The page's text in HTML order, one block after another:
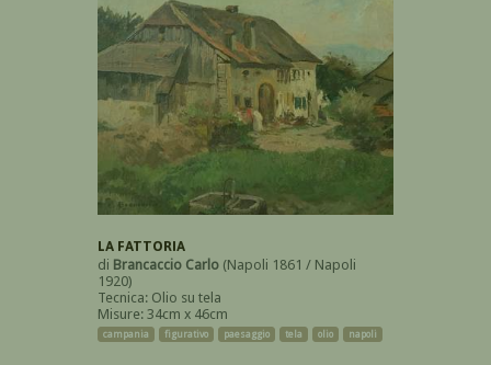
LA FATTORIA
di Brancaccio Carlo (Napoli 1861 / Napoli
1920)
Tecnica: Olio su tela
Misure: 34cm x 46cm
campania figurativo paesaggio tela olio napoli